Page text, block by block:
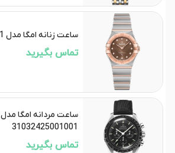
ساعت زنانه امگا مدل 13120256063001
تماس بگیرید
ساعت مردانه امگا مدل
31032425001001
تماس بگیرید